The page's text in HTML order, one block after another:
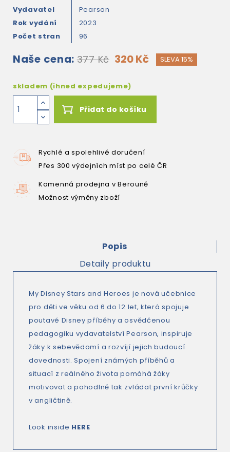
Vydavatel
Pearson
Rok vydání
2023
Počet stran
96
Naše cena: 377 Kč 320 Kč SLEVA 15%
skladem (ihned expedujeme)
Přidat do košíku
Rychlé a spolehlivé doručení
Přes 300 výdejních míst po celé ČR
Kamenná prodejna v Berouně
Možnost výměny zboží
Popis
Detaily produktu
My Disney Stars and Heroes je nová učebnice
pro děti ve věku od 6 do 12 let, která spojuje
poutavé Disney příběhy a osvědčenou
pedagogiku vydavatelství Pearson, inspiruje
žáky k sebevědomí a rozvíjí jejich budoucí
dovednosti. Spojení známých příběhů a
situací z reálného života pomáhá žáky
motivovat a pohodlně tak zvládat první krůčky
v angličtině.
Look inside HERE